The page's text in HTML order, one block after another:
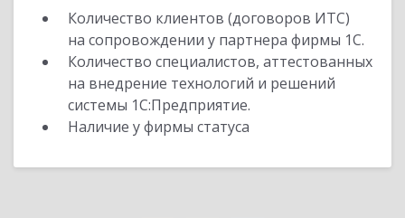
Количество клиентов (договоров ИТС)
на сопровождении у партнера фирмы 1С.
Количество специалистов, аттестованных
на внедрение технологий и решений
системы 1С:Предприятие.
Наличие у фирмы статуса